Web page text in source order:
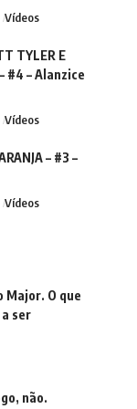
Vídeos
TYLER E
#4 – Alanzice
Vídeos
– #3 –
Vídeos
Major. O que
ser
não.